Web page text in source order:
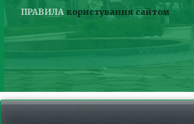
ПРАВИЛА користування сайтом